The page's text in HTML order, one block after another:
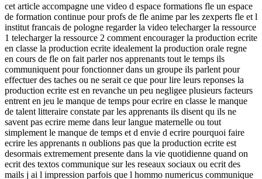
cet article accompagne une video d espace formations fle un espace
de formation continue pour profs de fle anime par les zexperts fle et l
institut francais de pologne regarder la video telecharger la ressource
1 telecharger la ressource 2 comment encourager la production ecrite
en classe la production ecrite idealement la production orale regne
en cours de fle on fait parler nos apprenants tout le temps ils
communiquent pour fonctionner dans un groupe ils parlent pour
effectuer des taches ou ne serait ce que pour lire leurs reponses la
production ecrite est en revanche un peu negligee plusieurs facteurs
entrent en jeu le manque de temps pour ecrire en classe le manque
de talent litteraire constate par les apprenants ils disent qu ils ne
savent pas ecrire meme dans leur langue maternelle ou tout
simplement le manque de temps et d envie d ecrire pourquoi faire
ecrire les apprenants n oublions pas que la production ecrite est
desormais extremement presente dans la vie quotidienne quand on
ecrit des textos communique sur les reseaux sociaux ou ecrit des
mails j ai l impression parfois que l hommo numericus communique